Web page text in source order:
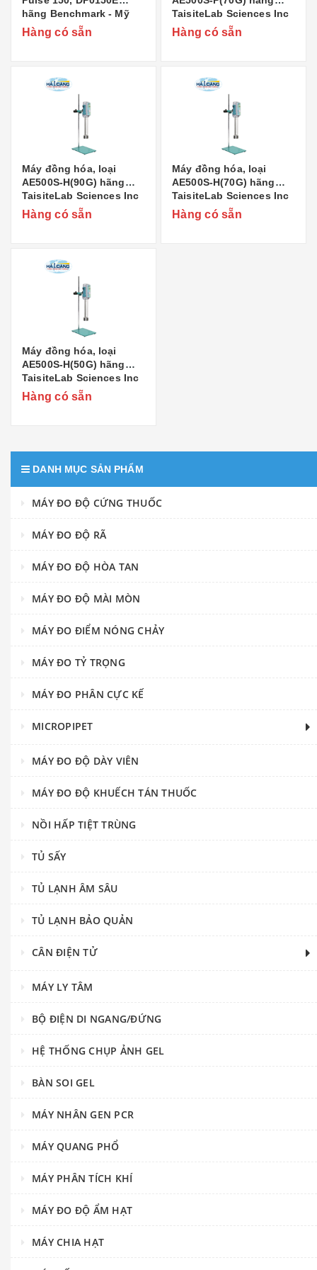
hãng Benchmark - Mỹ
Hàng có sẵn
TaisiteLab Sciences Inc
- Mỹ
Hàng có sẵn
Máy đồng hóa, loại
AE500S-H(90G) hãng
TaisiteLab Sciences Inc
- Mỹ
Hàng có sẵn
Máy đồng hóa, loại
AE500S-H(70G) hãng
TaisiteLab Sciences Inc
- Mỹ
Hàng có sẵn
Máy đồng hóa, loại
AE500S-H(50G) hãng
TaisiteLab Sciences Inc
- Mỹ
Hàng có sẵn
DANH MỤC SẢN PHẨM
MÁY ĐO ĐỘ CỨNG THUỐC
MÁY ĐO ĐỘ RÃ
MÁY ĐO ĐỘ HÒA TAN
MÁY ĐO ĐỘ MÀI MÒN
MÁY ĐO ĐIỂM NÓNG CHẢY
MÁY ĐO TỶ TRỌNG
MÁY ĐO PHÂN CỰC KẾ
MICROPIPET
MÁY ĐO ĐỘ DÀY VIÊN
MÁY ĐO ĐỘ KHUẾCH TÁN THUỐC
NỒI HẤP TIỆT TRÙNG
TỦ SẤY
TỦ LẠNH ÂM SÂU
TỦ LẠNH BẢO QUẢN
CÂN ĐIỆN TỬ
MÁY LY TÂM
BỘ ĐIỆN DI NGANG/ĐỨNG
HỆ THỐNG CHỤP ẢNH GEL
BÀN SOI GEL
MÁY NHÂN GEN PCR
MÁY QUANG PHỔ
MÁY PHÂN TÍCH KHÍ
MÁY ĐO ĐỘ ẨM HẠT
MÁY CHIA HẠT